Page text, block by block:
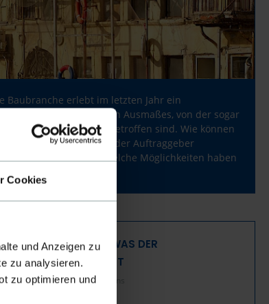
Cookies
und Anzeigen zu
zu analysieren.
zu optimieren und
Baubranche erlebt im letzten Jahr ein
ungekannten Ausmaßes, von der sogar
Player der Branche betroffen sind. Wie können
Insolvenzen der Auftraggeber
erkennen und welche Möglichkeiten haben
BAUPREISE: WAS DER
AUSSAGT
16:01| Hannah Simons